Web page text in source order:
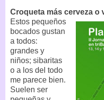
Croqueta más cerveza o
Estos pequeños
bocados gustan
a todos:
grandes y
niños; sibaritas
o a los del todo
me parece bien.
Suelen ser